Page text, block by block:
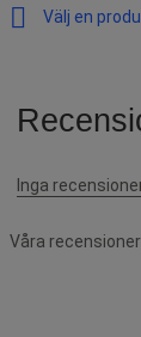
Välj en
Våra